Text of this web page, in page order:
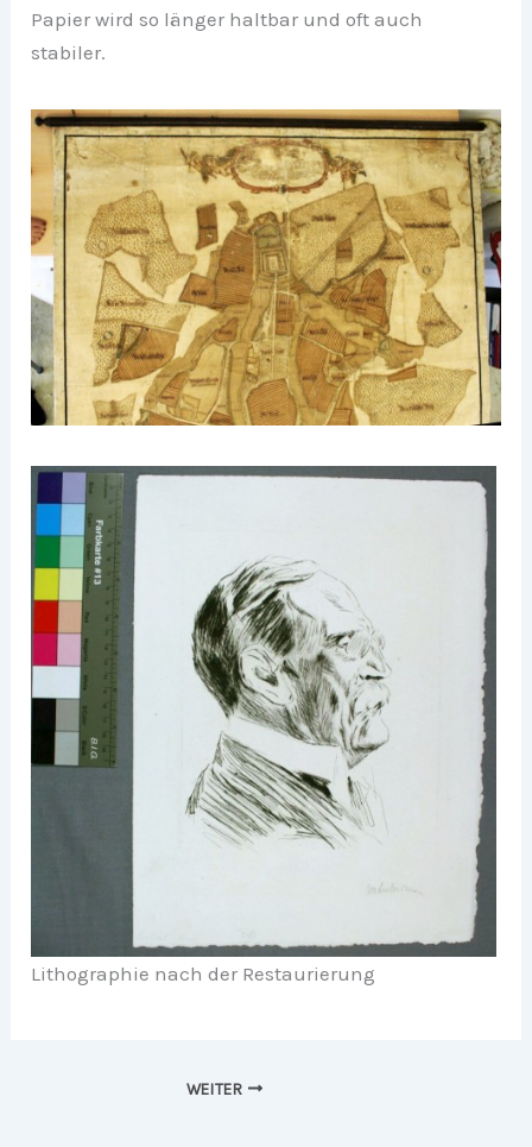
Papier wird so länger haltbar und oft auch
stabiler.
Lithographie nach der Restaurierung
WEITER